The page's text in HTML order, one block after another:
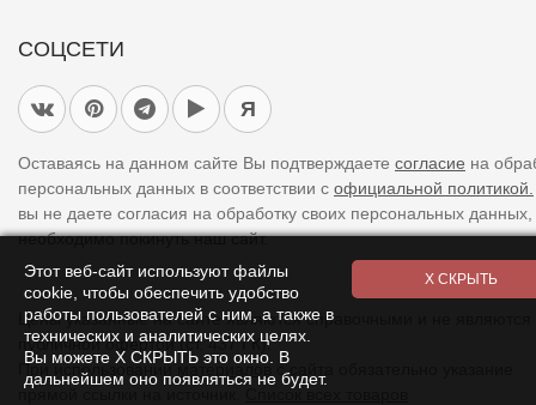
СОЦСЕТИ
Я
Оставаясь на данном сайте Вы подтверждаете согласие на
персональных данных в соответствии с официальной политикой.
вы не даете согласия на обработку своих персональных
необходимо покинуть наш сайт.
Цены указанные на сайте являются справочными и не являются
публичной офертой (ст. 437 ГК).
При использованииматериаловс сайта обязательно указание
прямой ссылки на источник.
Список всех товаров
Этот веб-сайт используют файлы
cookie, чтобы обеспечить удобство
работы пользователей с ним, а также в
технических и аналитических целях.
Вы можете Х СКРЫТЬ это окно. В
дальнейшем оно появляться не будет.